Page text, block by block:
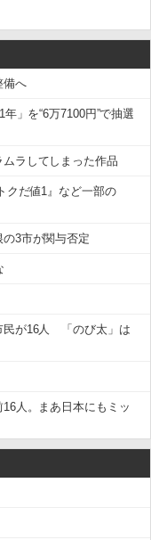
備へ
」を“6万7100円”で抽選
ラしてしまった作品
クだ値1』など一部の
の3市が関与否定
民が16人 「のび太」は
人。まあ日本にもミッ